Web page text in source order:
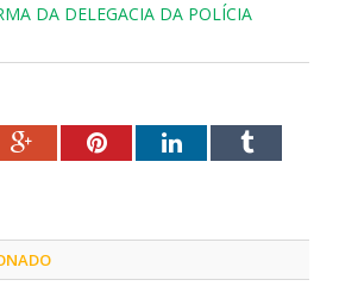
DA DELEGACIA DA POLÍCIA
Google+PinterestLinkedInTumblr